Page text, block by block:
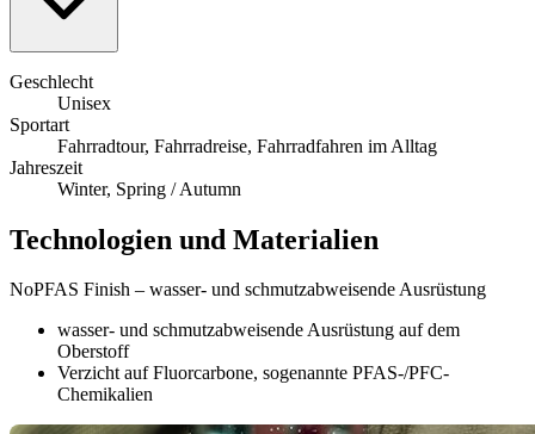
Geschlecht
Unisex
Sportart
Fahrradtour, Fahrradreise, Fahrradfahren im Alltag
Jahreszeit
Winter, Spring / Autumn
Technologien und Materialien
NoPFAS Finish – wasser- und schmutzabweisende Ausrüstung
wasser- und schmutzabweisende Ausrüstung auf dem
Oberstoff
Verzicht auf Fluorcarbone, sogenannte PFAS-/PFC-
Chemikalien